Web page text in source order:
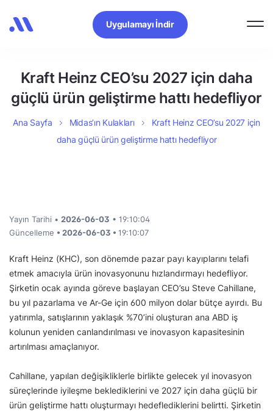
Uygulamayı İndir
Kraft Heinz CEO’su 2027 için daha
güçlü ürün geliştirme hattı hedefliyor
Ana Sayfa Midas’ın Kulakları
Kraft Heinz CEO’su 2027 için
daha güçlü ürün geliştirme hattı hedefliyor
Yayın Tarihi • 2026-06-03 • 19:10:04
Güncelleme • 2026-06-03 • 19:10:07
Kraft Heinz (KHC), son dönemde pazar payı kayıplarını telafi
etmek amacıyla ürün inovasyonunu hızlandırmayı hedefliyor.
Şirketin ocak ayında göreve başlayan CEO’su Steve Cahillane,
bu yıl pazarlama ve Ar-Ge için 600 milyon dolar bütçe ayırdı. Bu
yatırımla, satışlarının yaklaşık %70’ini oluşturan ana ABD iş
kolunun yeniden canlandırılması ve inovasyon kapasitesinin
artırılması amaçlanıyor.
Cahillane, yapılan değişikliklerle birlikte gelecek yıl inovasyon
süreçlerinde iyileşme beklediklerini ve 2027 için daha güçlü bir
ürün geliştirme hattı oluşturmayı hedeflediklerini belirtti. Şirketin